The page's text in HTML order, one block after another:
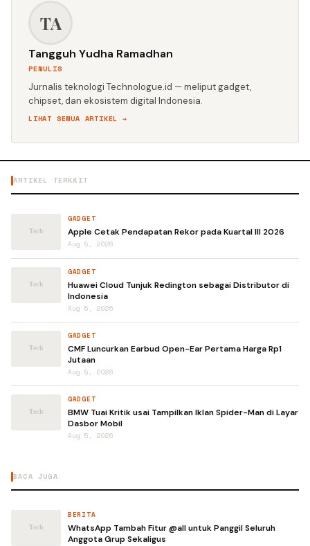
TA
Tangguh Yudha Ramadhan
PENULIS
Jurnalis teknologi Technologue.id — meliput gadget,
chipset, dan ekosistem digital Indonesia.
LIHAT SEMUA ARTIKEL →
ARTIKEL TERKAIT
GADGET
Apple Cetak Pendapatan Rekor pada Kuartal III 2026
Aug 5, 2026
GADGET
Huawei Cloud Tunjuk Redington sebagai Distributor di
Indonesia
Aug 5, 2026
GADGET
CMF Luncurkan Earbud Open-Ear Pertama Harga Rp1
Jutaan
Aug 5, 2026
GADGET
BMW Tuai Kritik usai Tampilkan Iklan Spider-Man di Layar
Dasbor Mobil
Aug 5, 2026
BACA JUGA
BERITA
WhatsApp Tambah Fitur @all untuk Panggil Seluruh
Anggota Grup Sekaligus